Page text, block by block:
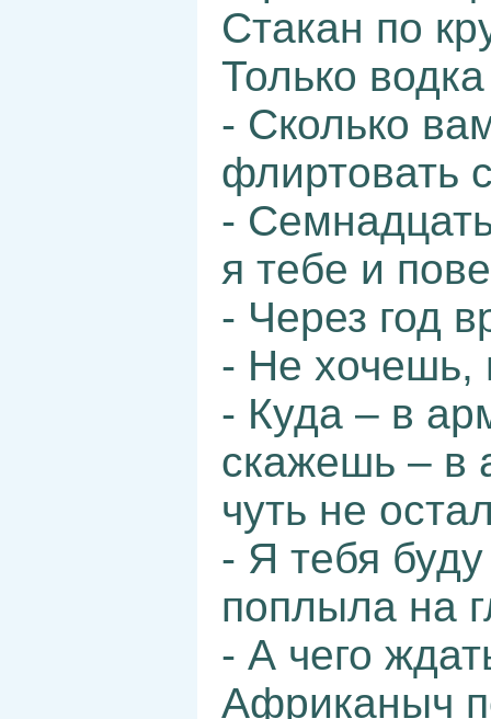
Стакан по
Только
- Сколько
флиртовать
-
я тебе и
- Через год
- Не хочешь,
- Куда – в
скажешь – в
чуть не
- Я тебя
поплыла на
- А чего
Африканыч